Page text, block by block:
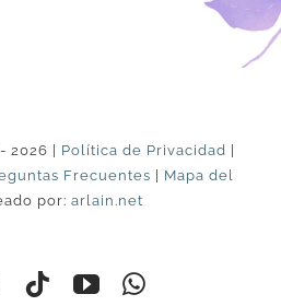
2026 | Política de Privacidad
Frecuentes
Mapa del
por: arlain.net